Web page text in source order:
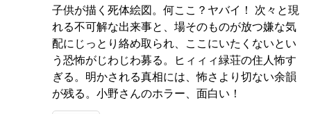
子供が描く死体絵図。何ここ？ヤバイ！ 次々と現
れる不可解な出来事と、場そのものが放つ嫌な気
配にじっとり絡め取られ、ここにいたくないとい
う恐怖がじわじわ募る。ヒィィィ緑荘の住人怖す
ぎる。明かされる真相には、怖さより切ない余韻
が残る。小野さんのホラー、面白い！